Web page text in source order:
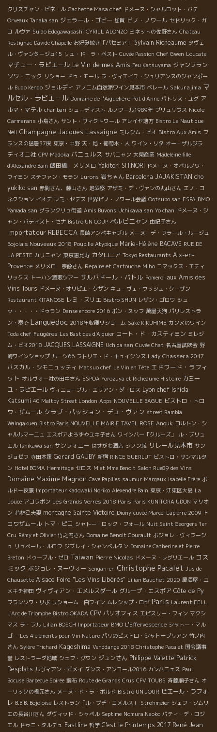
クリスチャン・ビネール Cachette Masa chef ドメーヌ・シャルロット・バテ
Orveaux Tanaka san ジェラール・ゴビー 加賀 ピノ・ノワール セドリック・ガ
ロ ルヴァ Suido Edogawabashi CYRILL ALONZO ミネットの佐野さん Chateau
Restignac Davide Chapelle お好み焼き「パセミア」 Sylvain Richeaume タヴェ
ル・ヴァンタージュ15 リュ・ド・ラ・ペスト Cuvée Passion Chef Gwen Loucate
マチュー・ラピエール Le Vin de mes Amis Feu Katsuyama ジャンフラン
ソワ・ニック リショー ドゥ・モール ラ・ヴィエイユ・ジュリアンヌのジャンポー
ル Budo Kendo ジョルディ アノニム自然派ワイン見本市 ベレール Sakurajima マ
ルセル・ラピエ－ル Domaine de l’Aiguelière Pot d'Anne パトリス・ユグ ア
ルマ・マテル charibari シューディスト ルノワール1989年 ブリュリウス Nicole
Carmarans 小島さん サント・ヴィクトワール アレイヤ地方 Bistro La Nautique
Neil Champagne Jacques Lassaigne ミレジム・ビオ Bistro Aux Amis フ
ランスの猛暑37度 東京・中野 天・地・葡萄木・人 ワイン・リタ オー・ザルジラ
ディオニ社 CPV Madoka バニュルス サバニャン 大榮産業 Madeleine fille
d'Alexandre Bain 飯田橋 メリメロ Yakitori SHINORI ドメーヌ・オベルノワ・
ウイヨン ステファン・モラン Lurons 岩ちゃん Barcelona JAJAKISTAN cho
yukiko san 赤間さん、藤山さん 地酒祭 アザミ・デ・ヴァンの丸山さん エノ・コ
ネクション イオデ レミ・セデス 世界ピノ・ノワール会議 Ootsubo san ESPA BMO
Yamada san グランクリュ街道 Amis Buvons Uchikawa san Yo chan ドメーヌ・ジ
ャン・バティスト・セナ Bistro UN COUP ペルピニャン 由紀子さん
Importateur REBECCA 長崎アンペキャブル メーヌ・デ・フラール・ルージュ
Bojolais Nouveaux 2018 Poupille Atypique Marie-Hélène BACAVE RUE DE
LA PESTE カリニャン 東京恵比寿 カタロニア Tokyo Restaurants Aix-en-
Provence メリメロ 宗像さん Repaire et Cartouche Miho コマックス・エティ
リックス トーハン酒販ツアー サルバドール・バトル Pomerol aux Amis des
Vins Tours ドメーヌ・オリビエ・クザン キューヴェ・ウッシュ・クーザン
Restaurant KITANOSE レミ・スリエ Bistro SHUN レザン・ゴロワ シュ
ッ・・・・・ドゥラン Danse encore 2016 ポン・ヌッフ 萬屋天狗 パリレストラ
ン・奏で Languedoc 2018年収穫リショーム Saké KIKUHIME カンヌのワイン
Toda chef Faugères Les Bastides d'Alquier コート・ド・カスティヨン ミレジ
ム・ビオ2018 JACQUES LASSAIGNE Uchida san Cuvée Chat 名古屋試飲会 野
崎ワインショップ ルーツ66 ラトリエ・ド・キュイジンヌ Lady Chassera 2017
パスカル・シモニュッティ Matsuo chef Le Vin en Tête エドワード・ラフィ
ット オルヴォー社の田中さん ESPOA Yorozuya et Richeaume Histoire カミー
ユ・ラピエール ヴィニョーブル・エリアン・ダ・ロス Lyon chef Ishida
Katsumi 40 Maltby Street London Apps NOUVELLE BAGUE ビストロ・トロ
ワ・ザムール クラブ・パッション・デュ・ヴァン street Rambla
Waingakuen Bistro Paris NOUVELLE MAIRIE TAVEL ROSE Anouk コルトン・シ
ャルルマーニュ エスポアよろずやユキ子さん ワインバー「クルーズ」
ル・ブリュ
エル Ishikawa san サンフォニー はせがわ酒店 シノン城 リレール見本市 サン
ジョゼフ 寺田本家 Gerard GAUBY 新宿 RINCE GUERLUT ビストロ・サンマルタ
ン Hotel BOMA Hermitage セロス M et Mme Benoit Salon Rue89 des Vins
Domaine Maxime Magnon Cave Papilles saumur Margaux Isabelle Frère ボ
ルドー夜景 Importateur Kadowaki Noriko Alexendre Bain 東京・江東区大島 La
Louce アコワボン Les Grands Verres 2018 Paris Paris KUNITORA UDON マリオ
ン 若林ご夫妻 montagne Sainte Victoire Diony cuvée Marcel Lapierre 2009 ト
ロワザムール トマ・ピコ シャトー・ロック・フォール Nuit Saint Georgers 1er
Cru Rémy et Olivier 竹之内さん Domaine Benoit Courault ボジョレ・ヴィラージ
ュ リュペール・ルロワ ジブレイ・シャンベルタン Domaine Catherine et Pierre
Breton ドゥーブル・ゼロ Taiwan Pierre Nicolas ドメーヌ・レグリエール コス
ミック ボジョレ・ヌーヴォー Sengan-en Christophe Pacalet Jus de
Chausette Alsace Foire "Les Vins Libérés" Lilian Bauchet 2020 居酒屋・ユ
メキチ神田 ヴィヴィアン・エメルスダール グループ・エスポア Côte de Py
フランソワ・リボ リショーム 白ワイン ムレシップ・ロゼ Paris Laurent FELL
L'Arc de Triomphe Bistro OKADA CPV パリオフィス エピスリー・フィン マクシ
マス ラ・フル Lilian BOSCH Importateur BMO L'Effervescence シャトー・マル
ゴー Les 4 éléments pour Vin Nature パリのビストロ・シャトーブリアン 竹ノ内
さん Sylère Trichard Kagoshima Venddange 2018 Christophe Pacalet 国会議事
堂 レストラーダ地域 シェフ・グワン ジュンさん Philippe Valette Patrick
Desplats ルヴィアン・ガメイ ダンス・アンコール2016 カンパニェス Paul
Bocuse Barbecue Soirée 調布 Route de Grands Crus CPV TOURS 斉藤順子さん オ
ーリックの橋元さん メーヌ・ド・ラ・ボルド Bistro UN JOUR ピエール・ラフォ
レ B.B.B. Bojoloise レストラン「ル・プチ・コメルス」 Strohmeier シェフ・ソムリ
エの長谷川さん ダヴィッド・シャペル Septime Nomura Naoko パティ・デ・ロジ
エル ドゥニ・タルデュ Eastline 哲学 C'est le Printemps 2017 René Jean